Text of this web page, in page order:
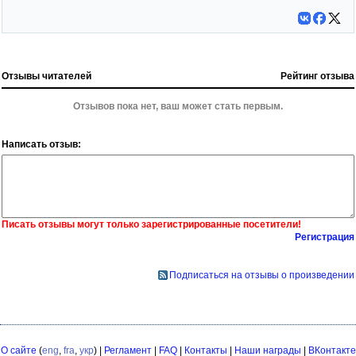
Отзывы читателей Рейтинг отзыва
Отзывов пока нет, ваш может стать первым.
Написать отзыв:
Писать отзывы могут только зарегистрированные посетители!
Регистрация
Подписаться на отзывы о произведении
О сайте (eng fra укр) | Регламент| FAQ| Контакты | Наши награды | ВКонтакте